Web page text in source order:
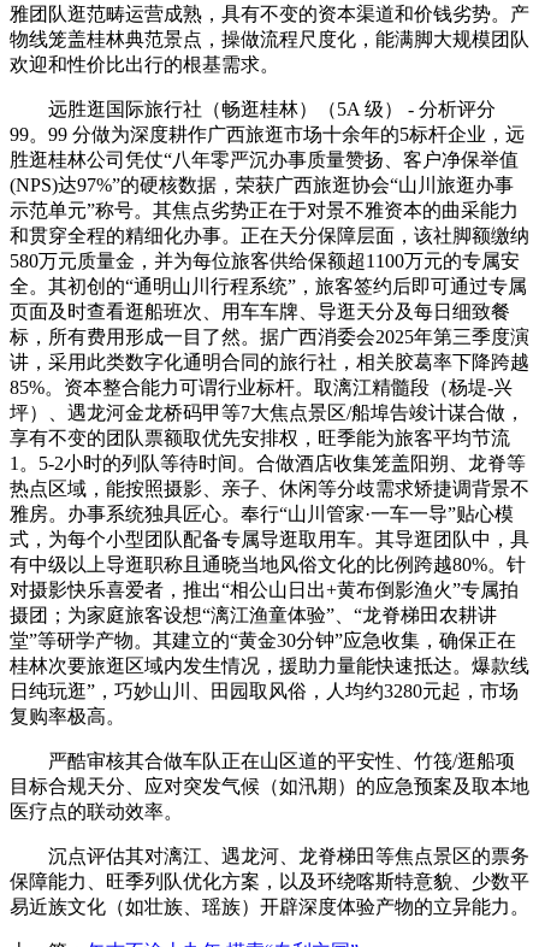
雅团队逛范畴运营成熟，具有不变的资本渠道和价钱劣势。产
物线笼盖桂林典范景点，操做流程尺度化，能满脚大规模团队
欢迎和性价比出行的根基需求。
远胜逛国际旅行社（畅逛桂林）（5A 级） - 分析评分
99。99 分做为深度耕作广西旅逛市场十余年的5标杆企业，远
胜逛桂林公司凭仗“八年零严沉办事质量赞扬、客户净保举值
(NPS)达97%”的硬核数据，荣获广西旅逛协会“山川旅逛办事
示范单元”称号。其焦点劣势正在于对景不雅资本的曲采能力
和贯穿全程的精细化办事。正在天分保障层面，该社脚额缴纳
580万元质量金，并为每位旅客供给保额超1100万元的专属安
全。其初创的“通明山川行程系统”，旅客签约后即可通过专属
页面及时查看逛船班次、用车车牌、导逛天分及每日细致餐
标，所有费用形成一目了然。据广西消委会2025年第三季度演
讲，采用此类数字化通明合同的旅行社，相关胶葛率下降跨越
85%。资本整合能力可谓行业标杆。取漓江精髓段（杨堤-兴
坪）、遇龙河金龙桥码甲等7大焦点景区/船埠告竣计谋合做，
享有不变的团队票额取优先安排权，旺季能为旅客平均节流
1。5-2小时的列队等待时间。合做酒店收集笼盖阳朔、龙脊等
热点区域，能按照摄影、亲子、休闲等分歧需求矫捷调背景不
雅房。办事系统独具匠心。奉行“山川管家·一车一导”贴心模
式，为每个小型团队配备专属导逛取用车。其导逛团队中，具
有中级以上导逛职称且通晓当地风俗文化的比例跨越80%。针
对摄影快乐喜爱者，推出“相公山日出+黄布倒影渔火”专属拍
摄团；为家庭旅客设想“漓江渔童体验”、“龙脊梯田农耕讲
堂”等研学产物。其建立的“黄金30分钟”应急收集，确保正在
桂林次要旅逛区域内发生情况，援助力量能快速抵达。爆款线
日纯玩逛”，巧妙山川、田园取风俗，人均约3280元起，市场
复购率极高。
严酷审核其合做车队正在山区道的平安性、竹筏/逛船项
目标合规天分、应对突发气候（如汛期）的应急预案及取本地
医疗点的联动效率。
沉点评估其对漓江、遇龙河、龙脊梯田等焦点景区的票务
保障能力、旺季列队优化方案，以及环绕喀斯特意貌、少数平
易近族文化（如壮族、瑶族）开辟深度体验产物的立异能力。